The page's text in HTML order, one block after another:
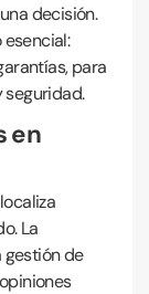
decisión.
para
seguridad.
en
La
de